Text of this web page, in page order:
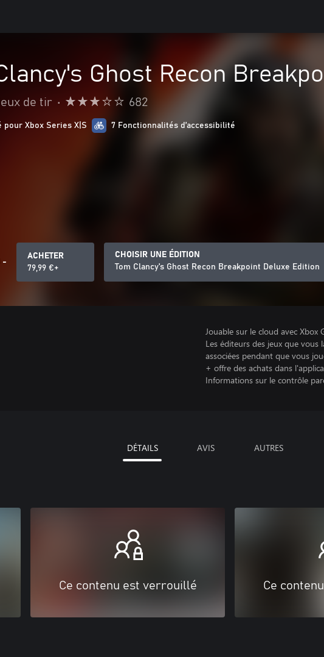
Ghost Recon
de tir • 682
pour Xbox Series X|S 7 Fonctionnalités d’accessibilité
-
ACHETER
79,99 €+
CHOISIR UNE ÉDITION
Tom Clancy's Ghost Recon Breakpoint Deluxe Edition
Jouable sur le cloud avec Xbox
Les éditeurs des jeux que
associées pendant que vous
+ offre des achats dans
Informations sur le contrôle
DÉTAILS AVIS AUTRES
Ce contenu est verrouillé Ce